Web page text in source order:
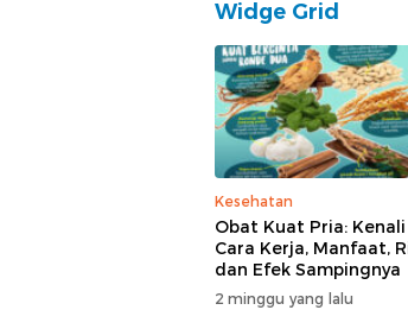
Widge Grid
Kesehatan
Obat Kuat Pria: Kenali
Cara Kerja, Manfaat,
dan Efek Sampingnya
2 minggu yang lalu